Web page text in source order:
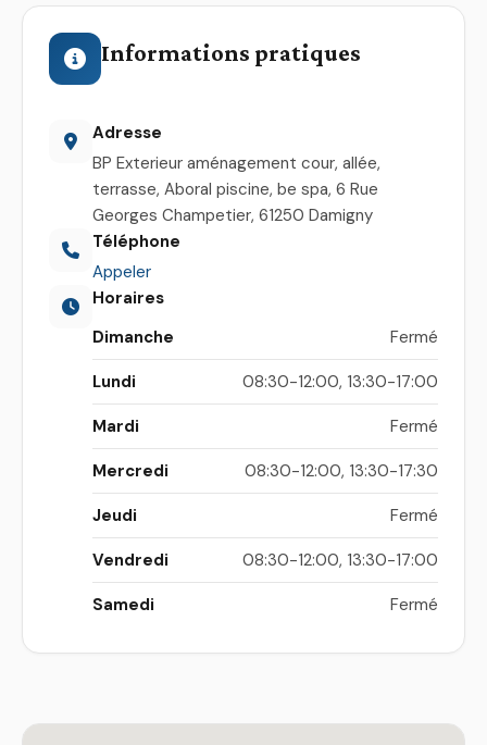
Informations pratiques
Adresse
BP Exterieur aménagement cour, allée,
terrasse, Aboral piscine, be spa, 6 Rue
Georges Champetier, 61250 Damigny
Téléphone
Appeler
Horaires
Dimanche
Fermé
Lundi 08:30-12:00, 13:30-17:00
Mardi Fermé
Mercredi 08:30-12:00, 13:30-17:30
Jeudi Fermé
Vendredi 08:30-12:00, 13:30-17:00
Samedi Fermé